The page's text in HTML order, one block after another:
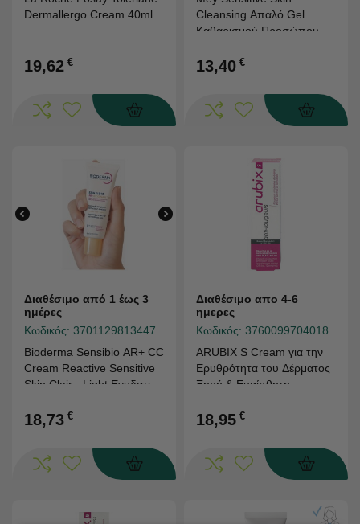
Dermallergo Cream 40ml
19,62 €
Cleansing Απαλό Gel
Καθαρισμού Προσώπου
200ml
13,40 €
Διαθέσιμο από 1 έως 3
ημέρες
Κωδικός: 3701129813447
Bioderma Sensibio AR+ CC
Cream Reactive Sensitive
Skin Clair - Light Ενυδατική
κατά της Ερυθρότητας με
18,73 €
Διαθέσιμο απο 4-6
ημερες
Κωδικός: 3760099704018
ARUBIX S Cream για την
Ερυθρότητα του Δέρματος
Ξηρή & Ευαίσθητη
18,95 €